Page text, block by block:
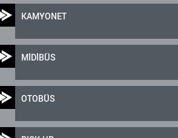
KAMYONET
MİDİBÜS
OTOBÜS